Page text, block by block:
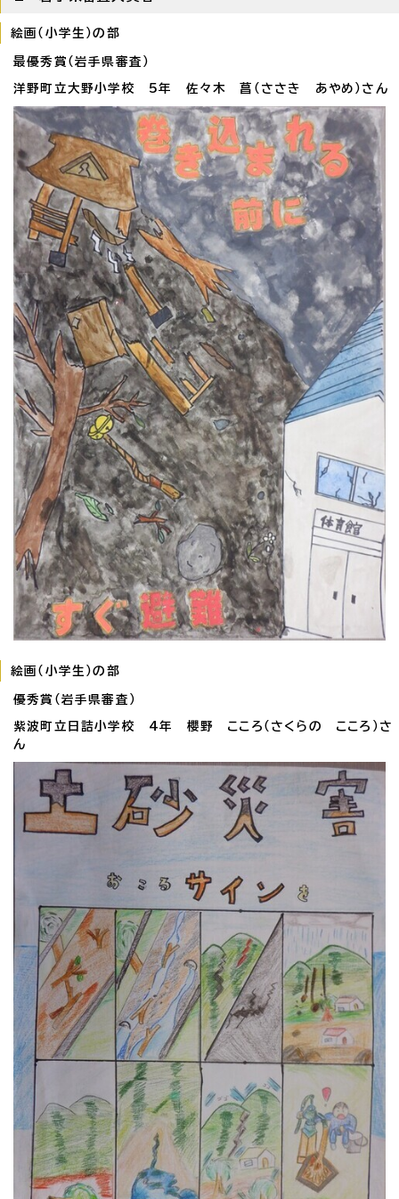
絵画（小学生）の部
最優秀賞（岩手県審査）
洋野町立大野小学校 5年 佐々木 菖（ささき あやめ）さん
絵画（小学生）の部
優秀賞（岩手県審査）
紫波町立日詰小学校 4年 櫻野 こころ（さくらの こころ）さ
ん